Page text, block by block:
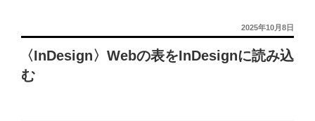
投
稿
日:
2025年10月8日
〈InDesign〉Webの表をInDesignに読み込
む